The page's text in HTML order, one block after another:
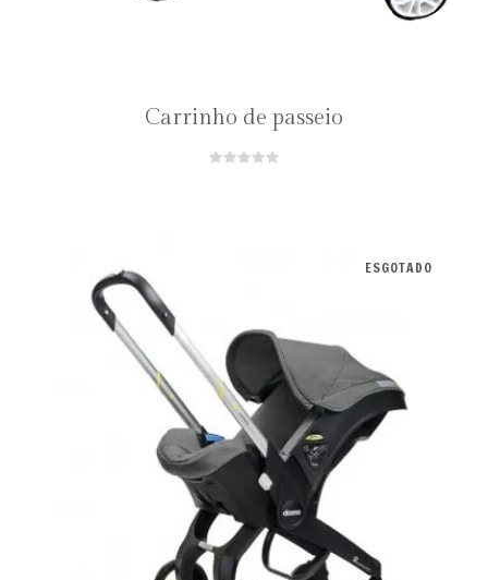
Carrinho de passeio
ESGOTADO